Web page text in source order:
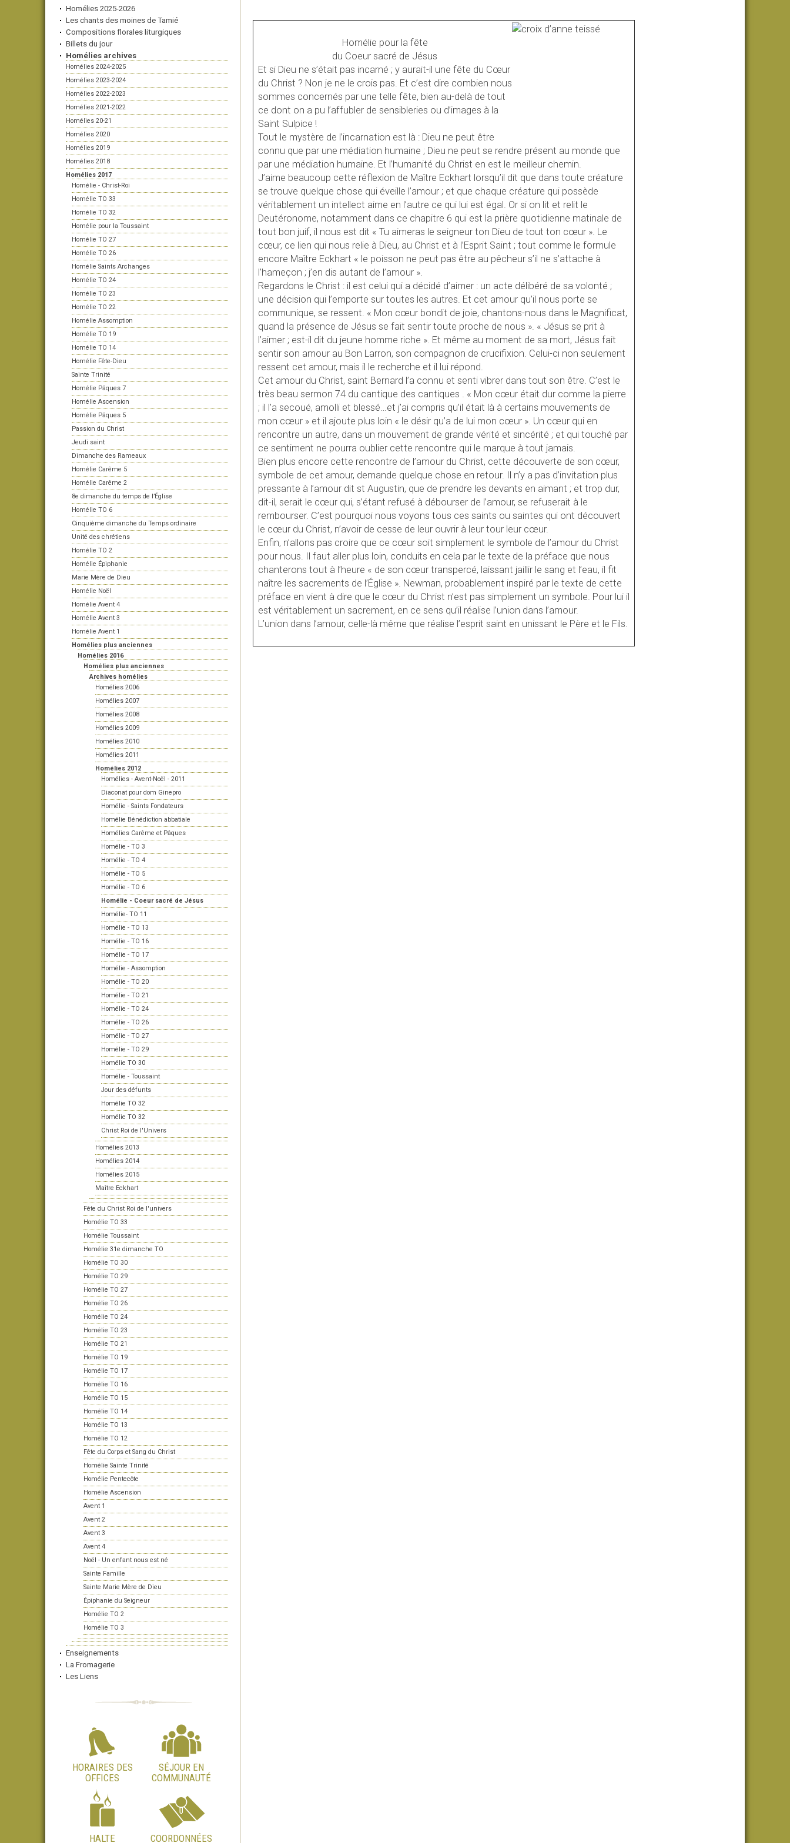
Homélies 2025-2026
Les chants des moines de Tamié
Compositions florales liturgiques
Billets du jour
Homélies archives
Homélies 2024-2025
Homélies 2023-2024
Homélies 2022-2023
Homélies 2021-2022
Homélies 20-21
Homélies 2020
Homélies 2019
Homélies 2018
Homélies 2017
Homélie - Christ-Roi
Homélie TO 33
Homélie TO 32
Homélie pour la Toussaint
Homélie TO 27
Homélie TO 26
Homélie Saints Archanges
Homélie TO 24
Homélie TO 23
Homélie TO 22
Homélie Assomption
Homélie TO 19
Homélie TO 14
Homélie Fête-Dieu
Sainte Trinité
Homélie Pâques 7
Homélie Ascension
Homélie Pâques 5
Passion du Christ
Jeudi saint
Dimanche des Rameaux
Homélie Carême 5
Homélie Carême 2
8e dimanche du temps de l’Église
Homélie TO 6
Cinquième dimanche du Temps ordinaire
Unité des chrétiens
Homélie TO 2
Homélie Épiphanie
Marie Mère de Dieu
Homélie Noël
Homélie Avent 4
Homélie Avent 3
Homélie Avent 1
Homélies plus anciennes
Homélies 2016
Homélies plus anciennes
Archives homélies
Homélies 2006
Homélies 2007
Homélies 2008
Homélies 2009
Homélies 2010
Homélies 2011
Homélies 2012
Homélies - Avent-Noël - 2011
Diaconat pour dom Ginepro
Homélie - Saints Fondateurs
Homélie Bénédiction abbatiale
Homélies Carême et Pâques
Homélie - TO 3
Homélie - TO 4
Homélie - TO 5
Homélie - TO 6
Homélie - Coeur sacré de Jésus
Homélie- TO 11
Homélie - TO 13
Homélie - TO 16
Homélie - TO 17
Homélie - Assomption
Homélie - TO 20
Homélie - TO 21
Homélie - TO 24
Homélie - TO 26
Homélie - TO 27
Homélie - TO 29
Homélie TO 30
Homélie - Toussaint
Jour des défunts
Homélie TO 32
Homélie TO 32
Christ Roi de l'Univers
Homélies 2013
Homélies 2014
Homélies 2015
Maître Eckhart
Fête du Christ Roi de l'univers
Homélie TO 33
Homélie Toussaint
Homélie 31e dimanche TO
Homélie TO 30
Homélie TO 29
Homélie TO 27
Homélie TO 26
Homélie TO 24
Homélie TO 23
Homélie TO 21
Homélie TO 19
Homélie TO 17
Homélie TO 16
Homélie TO 15
Homélie TO 14
Homélie TO 13
Homélie TO 12
Fête du Corps et Sang du Christ
Homélie Sainte Trinité
Homélie Pentecôte
Homélie Ascension
Avent 1
Avent 2
Avent 3
Avent 4
Noël - Un enfant nous est né
Sainte Famille
Sainte Marie Mère de Dieu
Épiphanie du Seigneur
Homélie TO 2
Homélie TO 3
Enseignements
La Fromagerie
Les Liens
HORAIRES DES
OFFICES
SÉJOUR EN
COMMUNAUTÉ
HALTE COORDONNÉES
Homélie pour la fête
du Coeur sacré de Jésus
Et si Dieu ne s’était pas incarné ; y aurait-il une fête du Cœur
du Christ ? Non je ne le crois pas. Et c’est dire combien nous
sommes concernés par une telle fête, bien au-delà de tout
ce dont on a pu l’affubler de sensibleries ou d’images à la
Saint Sulpice !
Tout le mystère de l’incarnation est là : Dieu ne peut être
connu que par une médiation humaine ; Dieu ne peut se rendre présent au monde que
par une médiation humaine. Et l’humanité du Christ en est le meilleur chemin.
J’aime beaucoup cette réflexion de Maître Eckhart lorsqu’il dit que dans toute créature
se trouve quelque chose qui éveille l’amour ; et que chaque créature qui possède
véritablement un intellect aime en l’autre ce qui lui est égal. Or si on lit et relit le
Deutéronome, notamment dans ce chapitre 6 qui est la prière quotidienne matinale de
tout bon juif, il nous est dit « Tu aimeras le seigneur ton Dieu de tout ton cœur ». Le
cœur, ce lien qui nous relie à Dieu, au Christ et à l’Esprit Saint ; tout comme le formule
encore Maître Eckhart « le poisson ne peut pas être au pêcheur s’il ne s’attache à
l’hameçon ; j’en dis autant de l’amour ».
Regardons le Christ : il est celui qui a décidé d’aimer : un acte délibéré de sa volonté ;
une décision qui l’emporte sur toutes les autres. Et cet amour qu’il nous porte se
communique, se ressent. « Mon cœur bondit de joie, chantons-nous dans le Magnificat,
quand la présence de Jésus se fait sentir toute proche de nous ». « Jésus se prit à
l’aimer ; est-il dit du jeune homme riche ». Et même au moment de sa mort, Jésus fait
sentir son amour au Bon Larron, son compagnon de crucifixion. Celui-ci non seulement
ressent cet amour, mais il le recherche et il lui répond.
Cet amour du Christ, saint Bernard l’a connu et senti vibrer dans tout son être. C’est le
très beau sermon 74 du cantique des cantiques . « Mon cœur était dur comme la pierre
; il l’a secoué, amolli et blessé…et j’ai compris qu’il était là à certains mouvements de
mon cœur » et il ajoute plus loin « le désir qu’a de lui mon cœur ». Un cœur qui en
rencontre un autre, dans un mouvement de grande vérité et sincérité ; et qui touché par
ce sentiment ne pourra oublier cette rencontre qui le marque à tout jamais.
Bien plus encore cette rencontre de l’amour du Christ, cette découverte de son cœur,
symbole de cet amour, demande quelque chose en retour. Il n’y a pas d’invitation plus
pressante à l’amour dit st Augustin, que de prendre les devants en aimant ; et trop dur,
dit-il, serait le cœur qui, s’étant refusé à débourser de l’amour, se refuserait à le
rembourser. C’est pourquoi nous voyons tous ces saints ou saintes qui ont découvert
le cœur du Christ, n’avoir de cesse de leur ouvrir à leur tour leur cœur.
Enfin, n’allons pas croire que ce cœur soit simplement le symbole de l’amour du Christ
pour nous. Il faut aller plus loin, conduits en cela par le texte de la préface que nous
chanterons tout à l’heure « de son cœur transpercé, laissant jaillir le sang et l’eau, il fit
naître les sacrements de l’Église ». Newman, probablement inspiré par le texte de cette
préface en vient à dire que le cœur du Christ n’est pas simplement un symbole. Pour lui il
est véritablement un sacrement, en ce sens qu’il réalise l’union dans l’amour.
L’union dans l’amour, celle-là même que réalise l’esprit saint en unissant le Père et le Fils.